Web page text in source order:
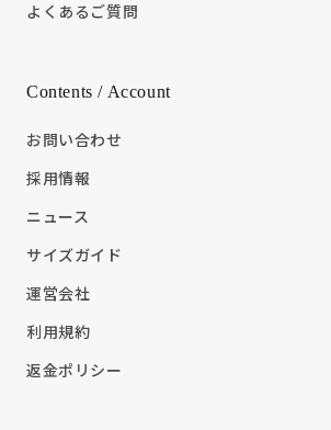
よくあるご質問
Contents / Account
お問い合わせ
採用情報
ニュース
サイズガイド
運営会社
利用規約
返金ポリシー